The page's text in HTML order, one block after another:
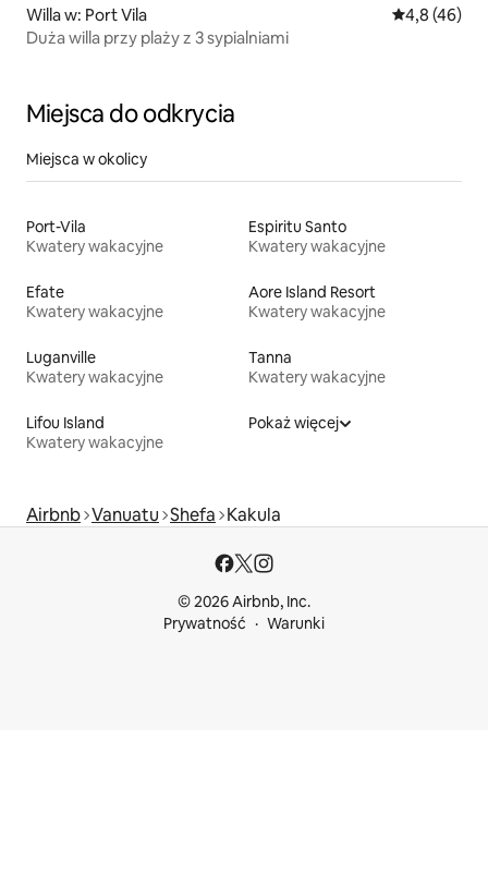
Willa w: Port Vila Średnia
4,8 (46)
Duża willa przy plaży z 3 sypialniami
Miejsca do odkrycia
Miejsca w okolicy
Port-Vila
Kwatery wakacyjne
Espiritu Santo
Kwatery wakacyjne
Efate
Kwatery wakacyjne
Aore Island Resort
Kwatery wakacyjne
Luganville
Kwatery wakacyjne
Tanna
Kwatery wakacyjne
Lifou Island
Kwatery wakacyjne
Pokaż więcej
Airbnb Vanuatu Shefa Kakula
© 2026 Airbnb, Inc.
Prywatność
Warunki